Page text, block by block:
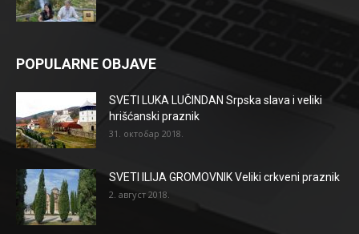
POPULARNE OBJAVE
SVETI LUKA LUČINDAN Srpska slava i veliki
hrišćanski praznik
31. октобар 2018.
SVETI ILIJA GROMOVNIK Veliki crkveni praznik
2. август 2018.